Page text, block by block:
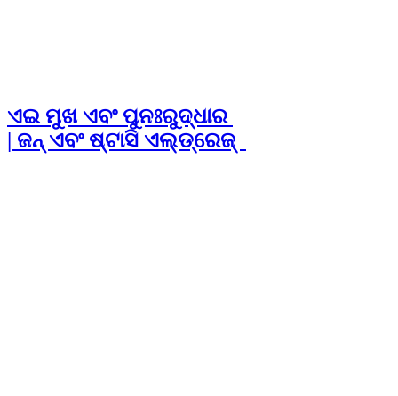
ଏଇ ମୁଖ ଏବଂ ପୁନଃରୁଦ୍ଧାର
| ଜନ୍‍ ଏବଂ ଷ୍ଟାସି ଏଲ୍ଡ୍‍‍ରେଜ୍‍